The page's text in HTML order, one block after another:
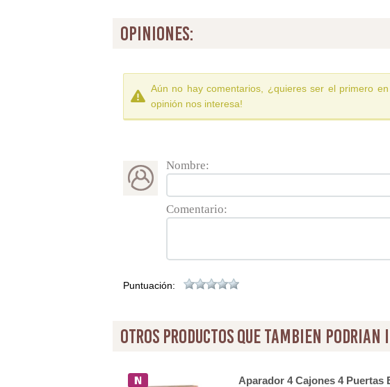
opiniones:
Aún no hay comentarios, ¿quieres ser el primero en
opinión nos interesa!
Nombre:
Comentario:
Puntuación:
otros productos que tambien
Aparador 4 Cajones 4 Puertas